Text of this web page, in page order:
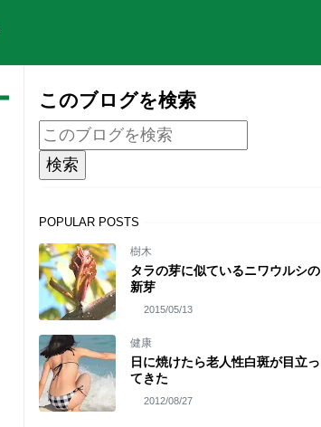
このブログを検索
POPULAR POSTS
樹木
タラの芽に似ているニワウルシの
新芽
2015/05/13
健康
日に焼けたら老人性白斑が目立っ
てきた
2012/08/27